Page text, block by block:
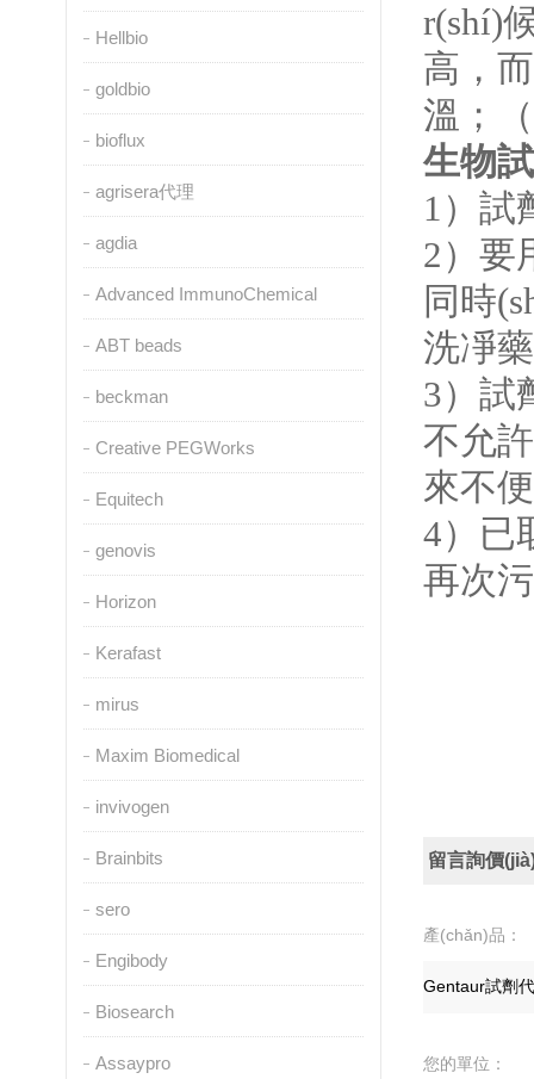
Hellbio
goldbio
bioflux
agrisera代理
agdia
Advanced ImmunoChemical
ABT beads
beckman
Creative PEGWorks
Equitech
genovis
Horizon
Kerafast
mirus
Maxim Biomedical
invivogen
Brainbits
sero
Engibody
Biosearch
Assaypro
r(shí)
高，
溫；（
生物
1 ）試
2 ）要
同時
洗凈藥
3）試
不允許
來不便
4）已
再次污
留言詢價
產(chǎn)品：
您的單位：